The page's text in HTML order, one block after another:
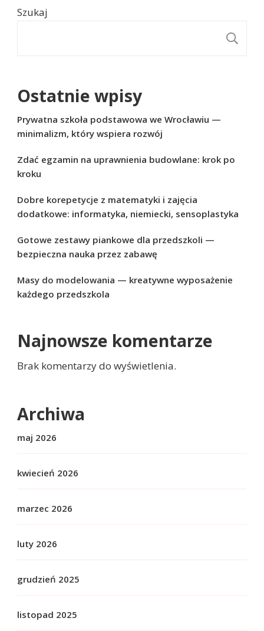
Szukaj
Ostatnie wpisy
Prywatna szkoła podstawowa we Wrocławiu —
minimalizm, który wspiera rozwój
Zdać egzamin na uprawnienia budowlane: krok po
kroku
Dobre korepetycje z matematyki i zajęcia
dodatkowe: informatyka, niemiecki, sensoplastyka
Gotowe zestawy piankowe dla przedszkoli —
bezpieczna nauka przez zabawę
Masy do modelowania — kreatywne wyposażenie
każdego przedszkola
Najnowsze komentarze
Brak komentarzy do wyświetlenia.
Archiwa
maj 2026
kwiecień 2026
marzec 2026
luty 2026
grudzień 2025
listopad 2025